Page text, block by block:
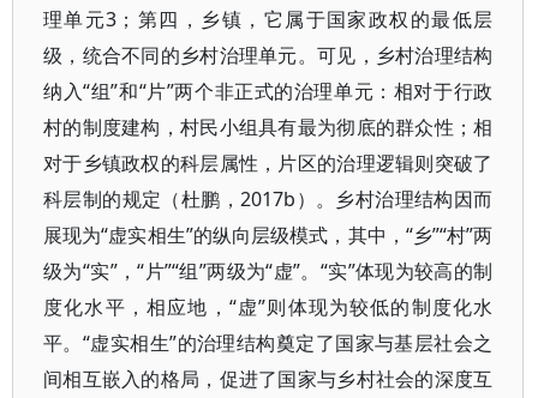
理单元3；第四，乡镇，它属于国家政权的最低层
级，统合不同的乡村治理单元。可见，乡村治理结构
纳入“组”和“片”两个非正式的治理单元：相对于行政
村的制度建构，村民小组具有最为彻底的群众性；相
对于乡镇政权的科层属性，片区的治理逻辑则突破了
科层制的规定（杜鹏，2017b）。乡村治理结构因而
展现为“虚实相生”的纵向层级模式，其中，“乡”“村”两
级为“实”，“片”“组”两级为“虚”。“实”体现为较高的制
度化水平，相应地，“虚”则体现为较低的制度化水
平。“虚实相生”的治理结构奠定了国家与基层社会之
间相互嵌入的格局，促进了国家与乡村社会的深度互